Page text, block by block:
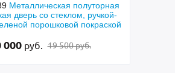
Входная полуторная
дверь с МДФ, отбойником из
фрамугой, ручкой-скобой и
000 руб. 99 000 руб.